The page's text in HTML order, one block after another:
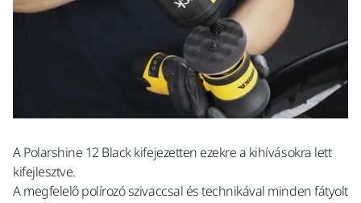
A Polarshine 12 Black kifejezetten ezekre a kihívásokra lett
kifejlesztve.
A megfelelő polírozó szivaccsal és technikával minden fátyolt